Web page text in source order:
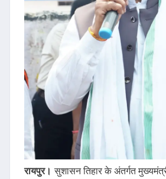
रायपुर।सुशासन तिहार के अंतर्गत